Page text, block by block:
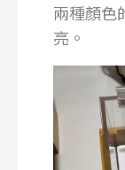
兩種顏色
亮。